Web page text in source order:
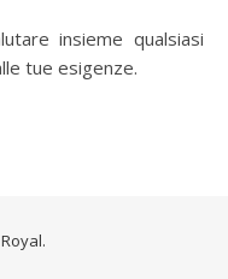
tue esigenze.
.